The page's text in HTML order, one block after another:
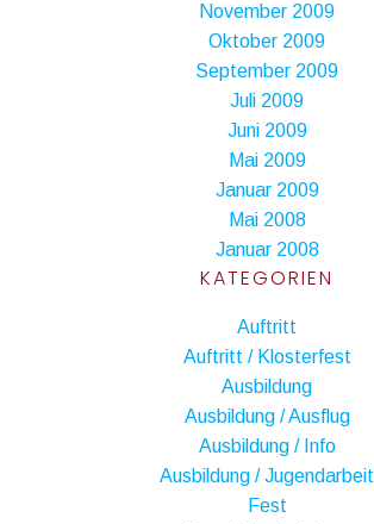
November 2009
Oktober 2009
September 2009
Juli 2009
Juni 2009
Mai 2009
Januar 2009
Mai 2008
Januar 2008
KATEGORIEN
Auftritt
Auftritt / Klosterfest
Ausbildung
Ausbildung / Ausflug
Ausbildung / Info
Ausbildung / Jugendarbeit
Fest